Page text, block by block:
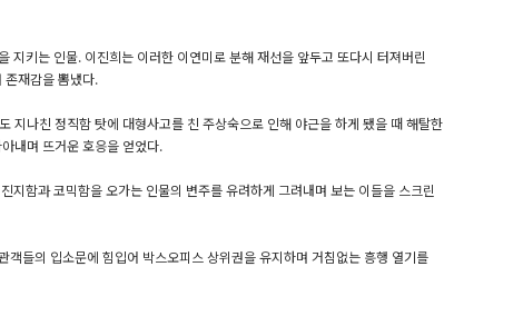
키는 인물. 이진희는 이러한 이연미로 분해 재선을 앞두고 또다시 터져버린
재감을 뽐냈다.
지나친 정직함 탓에 대형사고를 친 주상숙으로 인해 야근을 하게 됐을 때 해탈한
내며 뜨거운 호응을 얻었다.
함과 코믹함을 오가는 인물의 변주를 유려하게 그려내며 보는 이들을 스크린
들의 입소문에 힘입어 박스오피스 상위권을 유지하며 거침없는 흥행 열기를